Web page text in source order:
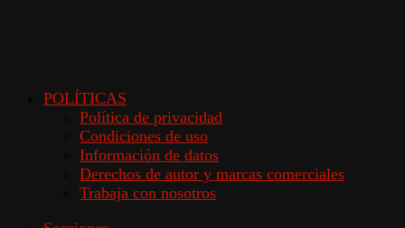
POLÍTICAS
Política de privacidad
Condiciones de uso
Información de datos
Derechos de autor y marcas comerciales
Trabaja con nosotros